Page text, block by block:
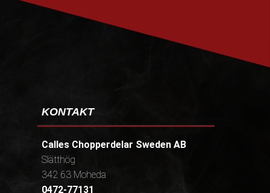
KONTAKT
Calles Chopperdelar Sweden AB
Slätthög
342 63 Moheda
0472-77131